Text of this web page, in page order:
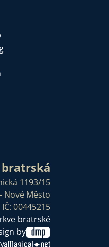
1193/15
Nové Město
IČ: 00445215
bratrské
by